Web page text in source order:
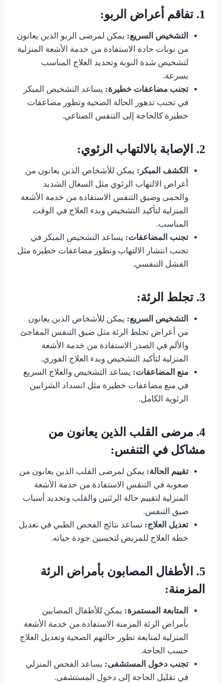
1. تفاقم أعراض الربو:
التشخيص السريع: يمكن لمرضى الربو الذين يعانون
من نوبات حادة الاستفادة من خدمة الأشعة المنزلية
لتشخيص شدة النوبة وتحديد العلاج المناسب
بسرعة.
تجنب مضاعفات خطيرة: يساعد التشخيص المبكر
في تجنب تدهور الحالة الصحية وتطور مضاعفات
خطيرة كالحاجة إلى التنفس الصناعي.
2. الإصابة بالالتهاب الرئوي:
الكشف المبكر: يمكن للأشخاص الذين يعانون من
أعراض الالتهاب الرئوي مثل السعال الشديد
والحمى وضيق التنفس الاستفادة من خدمة الأشعة
المنزلية لتأكيد التشخيص وبدء العلاج في الوقت
المناسب.
تجنب المضاعفات: يساعد التشخيص المبكر في
تجنب انتشار الالتهاب وتطور مضاعفات خطيرة مثل
الفشل التنفسي.
3. تجلط الرئة:
التشخيص السريع: يمكن للأشخاص الذين يعانون
من أعراض تجلط الرئة مثل ضيق التنفس المفاجئ
والألم في الصدر الاستفادة من خدمة الأشعة
المنزلية لتأكيد التشخيص وبدء العلاج الفوري.
منع المضاعفات: يساعد التشخيص والعلاج السريع
في منع مضاعفات خطيرة مثل انسداد الشرايين
الرئوية الكامل.
4. مرضى القلب الذين يعانون من
مشاكل في التنفس:
تقييم الحالة: يمكن لمرضى القلب الذين يعانون من
صعوبة في التنفس الاستفادة من خدمة الأشعة
المنزلية لتقييم حالة الرئتين والقلب وتحديد أسباب
ضيق التنفس.
تعديل العلاج: تساعد نتائج الفحص الطبي في تعديل
خطة العلاج للمريض لتحسين جودة حياته.
5.
الأطفال المصابون بأمراض الرئة
المزمنة:
المتابعة المستمرة: يمكن للأطفال المصابين
بأمراض الرئة المزمنة الاستفادة من خدمة الأشعة
المنزلية لمتابعة تطور حالتهم الصحية وتعديل العلاج
حسب الحاجة.
تجنب دخول المستشفى: يساعد الفحص المنزلي
في تقليل الحاجة إلى دخول المستشفى.